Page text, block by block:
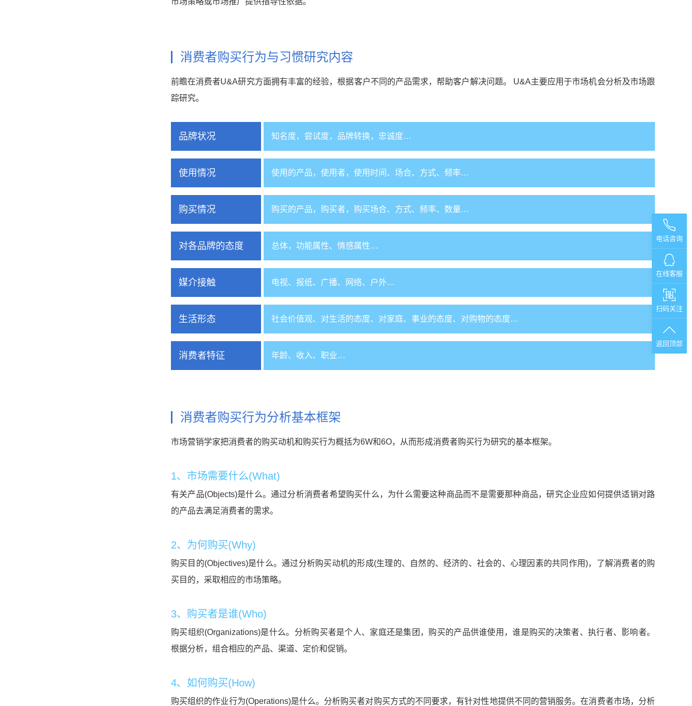
消费者购买行为与习惯研究内容
前瞻在消费者U&A研究方面拥有丰富的经验，根据客户不同的产品需求，帮助客户解决问题。 U&A主要应用于市场机会分析及市场跟
踪研究。
品牌状况 知名度，尝试度，品牌转换，忠诚度…
使用情况 使用的产品，使用者，使用时间、场合、方式、频率…
购买情况 购买的产品，购买者，购买场合、方式、频率、数量…
对各品牌的态度 总体，功能属性、情感属性…
媒介接触 电视、报纸、广播、网络、户外…
生活形态 社会价值观、对生活的态度、对家庭、事业的态度、对购物的态度…
消费者特征 年龄、收入、职业…
消费者购买行为分析基本框架
市场营销学家把消费者的购买动机和购买行为概括为6W和6O，从而形成消费者购买行为研究的基本框架。
1、市场需要什么(What)
有关产品(Objects)是什么。通过分析消费者希望购买什么，为什么需要这种商品而不是需要那种商品，研究企业应如何提供适销对路
的产品去满足消费者的需求。
2、为何购买(Why)
购买目的(Objectives)是什么。通过分析购买动机的形成(生理的、自然的、经济的、社会的、心理因素的共同作用)，了解消费者的购
买目的，采取相应的市场策略。
3、购买者是谁(Who)
购买组织(Organizations)是什么。分析购买者是个人、家庭还是集团，购买的产品供谁使用，谁是购买的决策者、执行者、影响者。
根据分析，组合相应的产品、渠道、定价和促销。
4、如何购买(How)
购买组织的作业行为(Operations)是什么。分析购买者对购买方式的不同要求，有针对性地提供不同的营销服务。在消费者市场，分析
电话咨询
在线客服
扫码关注
返回顶部